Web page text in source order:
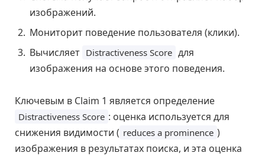
изображений.
Мониторит поведение пользователя (клики).
Вычисляет Distractiveness Score для
изображения на основе этого поведения.
Ключевым в Claim 1 является определение
Distractiveness Score : оценка используется для
снижения видимости ( reduces a prominence )
изображения в результатах поиска, и эта оценка